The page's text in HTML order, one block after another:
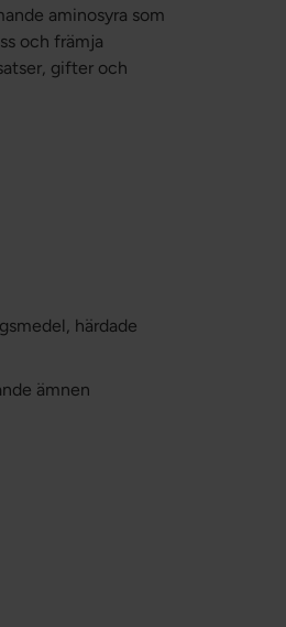
aminosyra som
och främja
gifter och
härdade
ämnen